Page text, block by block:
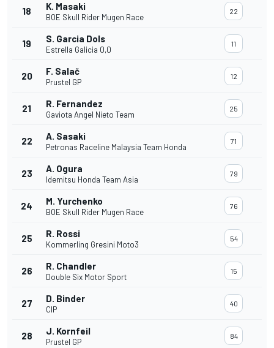
18 K. Masaki
BOE Skull Rider Mugen Race
22
19 S. Garcia Dols
Estrella Galicia 0,0
11
20 F. Salač
Prustel GP
12
21 R. Fernandez
Gaviota Angel Nieto Team
25
22 A. Sasaki
Petronas Raceline Malaysia Team Honda
71
23 A. Ogura
Idemitsu Honda Team Asia
79
24 M. Yurchenko
BOE Skull Rider Mugen Race
76
25 R. Rossi
Kommerling Gresini Moto3
54
26 R. Chandler
Double Six Motor Sport
15
27 D. Binder
CIP
40
28 J. Kornfeil
Prustel GP
84